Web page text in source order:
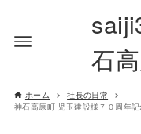
石
ホーム
社長の日常
神石高原町 児玉建設様７０周年